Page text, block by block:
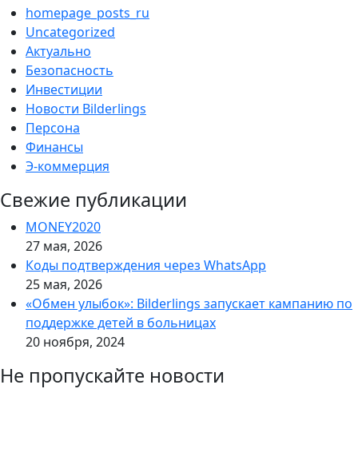
homepage_posts_ru
Uncategorized
Актуально
Безопасность
Инвестиции
Новости Bilderlings
Персона
Финансы
Э-коммерция
Свежие публикации
MONEY2020
27 мая, 2026
Коды подтверждения через WhatsApp
25 мая, 2026
«Обмен улыбок»: Bilderlings запускает кампанию по
поддержке детей в больницах
20 ноября, 2024
Не пропускайте новости